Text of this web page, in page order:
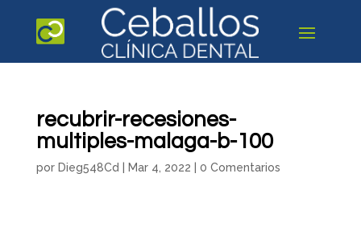
recubrir-recesiones-
multiples-malaga-b-100
por Dieg548Cd Mar 4, 2022 0 Comentarios